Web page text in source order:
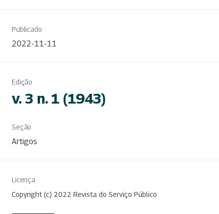
Publicado
2022-11-11
Edição
v. 3 n. 1 (1943)
Seção
Artigos
Licença
Copyright (c) 2022 Revista do Serviço Público